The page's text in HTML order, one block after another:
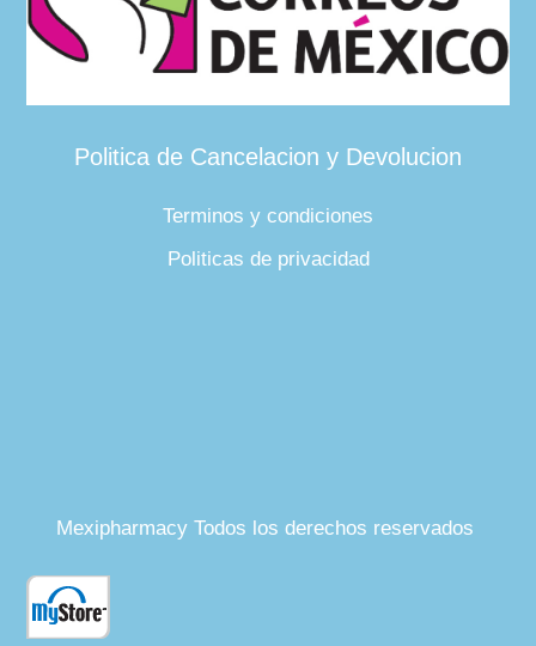
Politica de Cancelacion y Devolucion
Terminos y condiciones
Politicas de privacidad
Mexipharmacy Todos los derechos reservados